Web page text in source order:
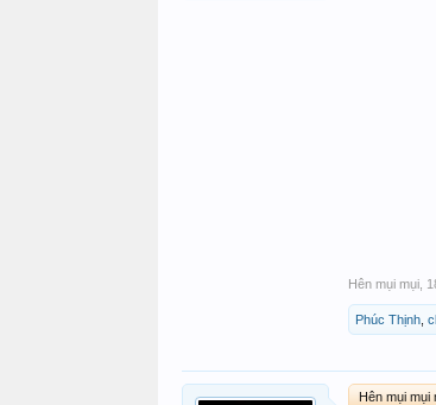
Hên mụi mụi
Phúc Thịnh
Hên mụi mụi